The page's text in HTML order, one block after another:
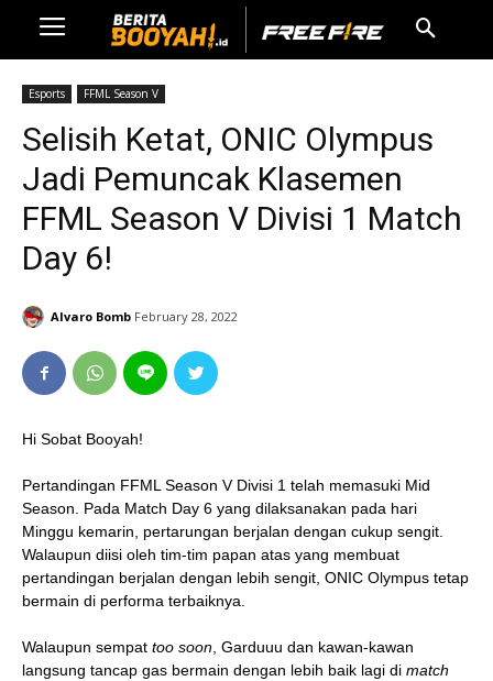
Esports FFML Season V
Selisih Ketat, ONIC Olympus
Jadi Pemuncak Klasemen
FFML Season V Divisi 1 Match
Day 6!
Alvaro Bomb February 28, 2022
Hi Sobat Booyah!
Pertandingan FFML Season V Divisi 1 telah memasuki Mid
Season. Pada Match Day 6 yang dilaksanakan pada hari
Minggu kemarin, pertarungan berjalan dengan cukup sengit.
Walaupun diisi oleh tim-tim papan atas yang membuat
pertandingan berjalan dengan lebih sengit, ONIC Olympus tetap
bermain di performa terbaiknya.
Walaupun sempat too soon , Garduuu dan kawan-kawan
langsung tancap gas bermain dengan lebih baik lagi di match